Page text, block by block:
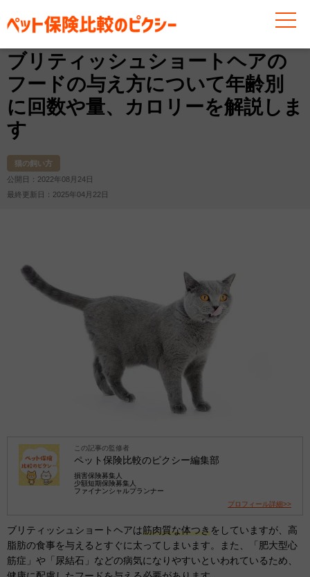
お役立ち情報 猫 猫の飼い方 ブリティッシュショ
ブリティッシュショートヘアの
フードの与え方について年齢別
に回数や量、カロリーを解説しま
す
猫の飼い方
公開日：2022年08月24日
最終更新日：2025年04月22日
この記事の監修者
ペット保険比較のピクシー編集部
損害保険募集人
少額短期保険募集人
ファイナンシャルプランナー
プロフィール詳細>>
ブリティッシュショートヘアは筋肉質な体つきをしていますが、高
脂肪の食事を与えるとすぐに太ってしまいます。また、「肥大型心
筋症」や「尿結石」などの病気になりやすいといわれているため、